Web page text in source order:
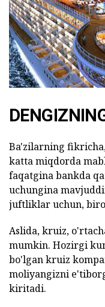
Ba'zilarning
katta miqdorda
faqatgina bankda
uchungina
juftliklar uchun,
Aslida, kruiz,
mumkin. Hozirgi
bo'lgan kruiz
moliyangizni
kiritadi.